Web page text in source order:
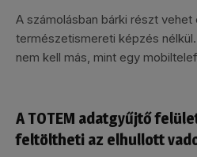
A számolásban bárki részt vehet
természetismereti képzés
nem kell más, mint egy
A TOTEM adatgyűjtő
feltöltheti az elhullott